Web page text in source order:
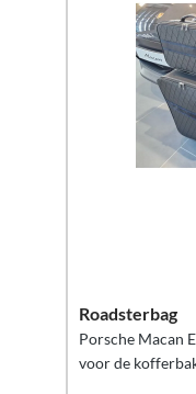
Roadsterbag
Porsche Macan
voor de